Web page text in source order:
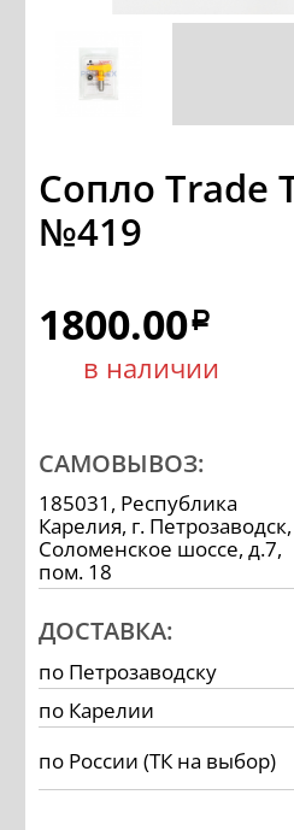
Сопло Trade
№419
1800.00a
в наличии
САМОВЫВОЗ:
185031, Республика
Карелия, г. Петрозаводск,
Соломенское шоссе, д.7,
пом. 18
ДОСТАВКА:
по Петрозаводску
по Карелии
по России (ТК на выбор)